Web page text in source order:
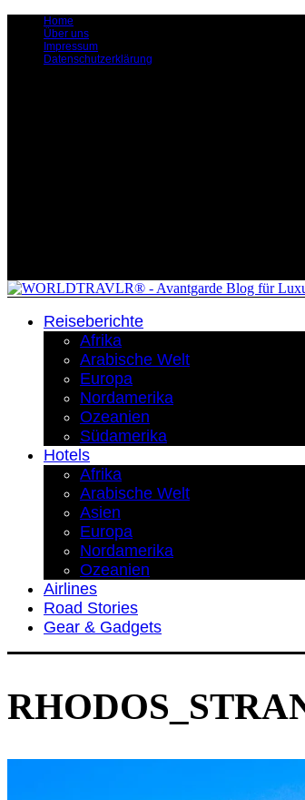
Home
Über uns
Impressum
Datenschutzerklärung
Reiseberichte
Afrika
Arabische Welt
Europa
Nordamerika
Ozeanien
Südamerika
Hotels
Afrika
Arabische Welt
Asien
Europa
Nordamerika
Ozeanien
Airlines
Road Stories
Gear & Gadgets